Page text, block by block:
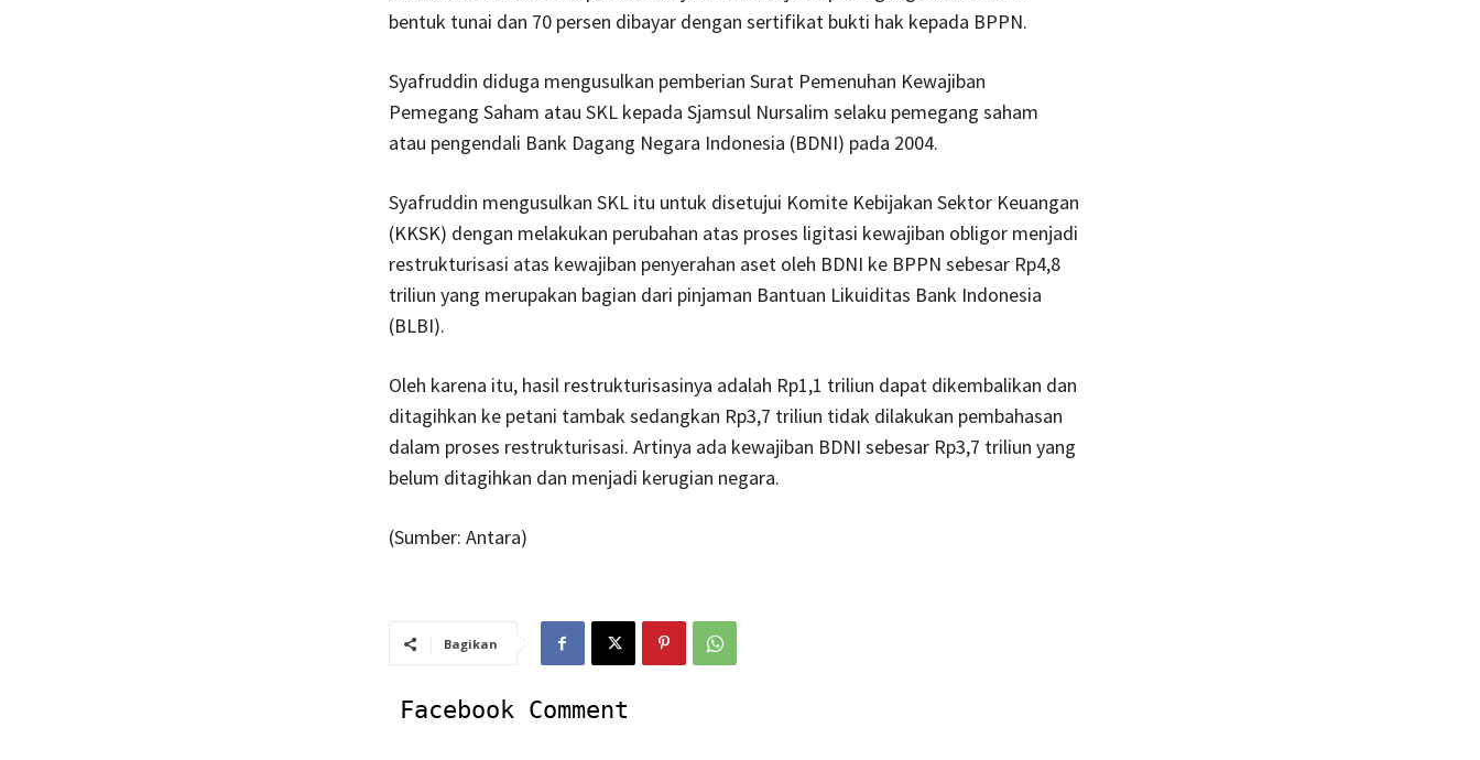
bentuk tunai dan 70 persen dibayar dengan sertifikat bukti hak kepada BPPN.
Syafruddin diduga mengusulkan pemberian Surat Pemenuhan Kewajiban
Pemegang Saham atau SKL kepada Sjamsul Nursalim selaku pemegang saham
atau pengendali Bank Dagang Negara Indonesia (BDNI) pada 2004.
Syafruddin mengusulkan SKL itu untuk disetujui Komite Kebijakan Sektor Keuangan
(KKSK) dengan melakukan perubahan atas proses ligitasi kewajiban obligor menjadi
restrukturisasi atas kewajiban penyerahan aset oleh BDNI ke BPPN sebesar Rp4,8
triliun yang merupakan bagian dari pinjaman Bantuan Likuiditas Bank Indonesia
(BLBI).
Oleh karena itu, hasil restrukturisasinya adalah Rp1,1 triliun dapat dikembalikan dan
ditagihkan ke petani tambak sedangkan Rp3,7 triliun tidak dilakukan pembahasan
dalam proses restrukturisasi. Artinya ada kewajiban BDNI sebesar Rp3,7 triliun yang
belum ditagihkan dan menjadi kerugian negara.
(Sumber: Antara)
Bagikan
Facebook Comment